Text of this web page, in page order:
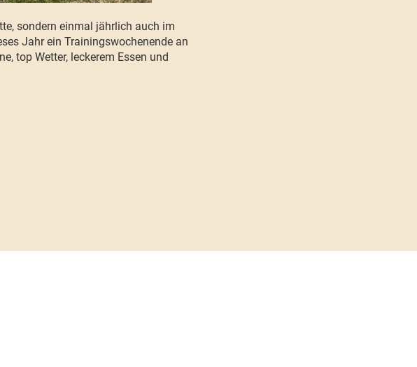
sondern einmal jährlich auch im
Jahr ein Trainingswochenende an
top Wetter, leckerem Essen und